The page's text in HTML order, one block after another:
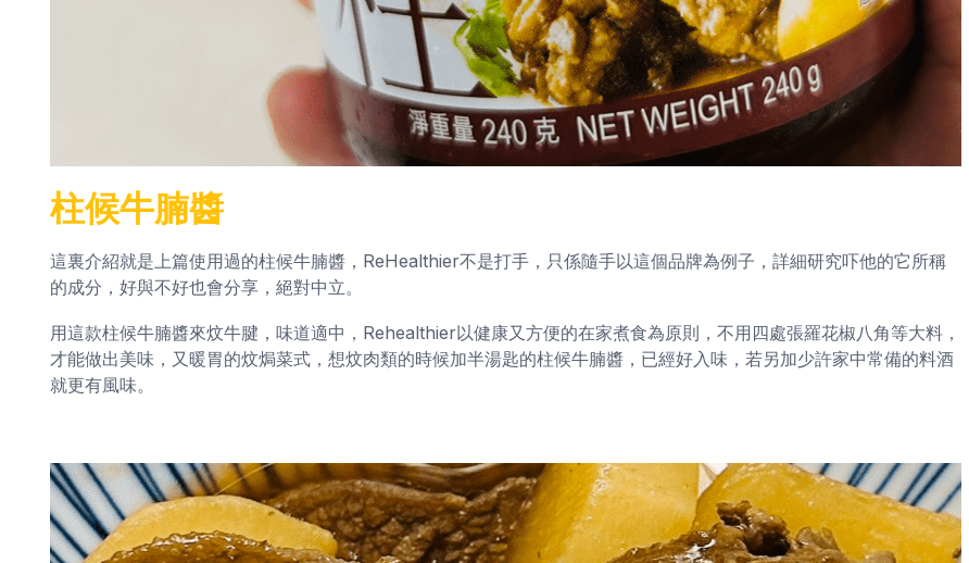
柱候牛腩醬
這裏介紹就是上篇使用過的柱候牛腩醬，ReHealthier不是打手，只係隨手以這個品牌為例子，詳細研究吓他的它所稱
的成分，好與不好也會分享，絕對中立。
用這款柱候牛腩醬來炆牛腱，味道適中，Rehealthier以健康又方便的在家煮食為原則，不用四處張羅花椒八角等大料，
才能做出美味，又暖胃的炆焗菜式，想炆肉類的時候加半湯匙的柱候牛腩醬，已經好入味，若另加少許家中常備的料酒
就更有風味。